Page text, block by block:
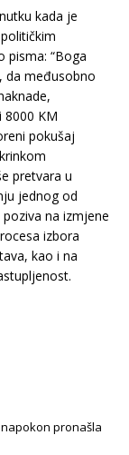
kada je
pisma: “Boga
da međusobno
8000 KM
pokušaj
pretvara u
jednog od
na izmjene
izbora
kao i na
pronašla